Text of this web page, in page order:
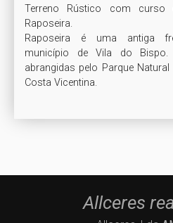
Terreno Rústico com curso
Raposeira.
Raposeira é uma antiga
município de Vila do
abrangidas pelo Parque
Allceres